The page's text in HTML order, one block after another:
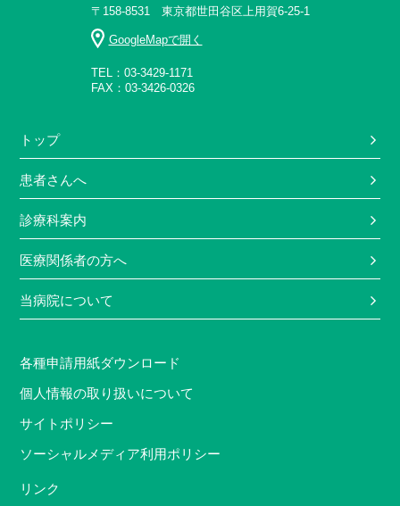
〒158-8531 東京都世田谷区上用賀6-25-1
GoogleMapで開く
TEL：03-3429-1171
FAX：03-3426-0326
トップ
患者さんへ
診療科案内
医療関係者の方へ
当病院について
各種申請用紙ダウンロード
個人情報の取り扱いについて
サイトポリシー
ソーシャルメディア利用ポリシー
リンク